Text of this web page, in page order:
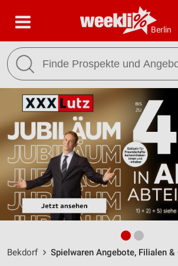
Berlin
Bekdorf Spielwaren Angebote, Filialen